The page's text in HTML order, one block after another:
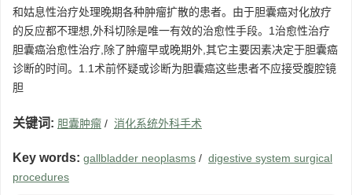
和姑息性治疗处理晚期各种肿瘤扩散的患者。由于胆囊癌对化放疗
的反应都不理想,外科切除是唯一有效的治愈性手段。1治愈性治疗
胆囊癌治愈性治疗,除了肿瘤早或晚期外,其它主要因素决定于胆囊癌
诊断的时间。1.1术前怀疑或诊断为胆囊癌这些患者不应接受腹腔镜
胆
关键词: 胆囊肿瘤 / 消化系统外科手术
Key words: gallbladder neoplasms / digestive system surgical
procedures